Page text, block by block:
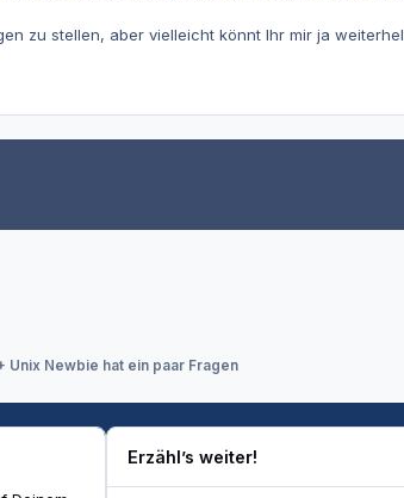
zu stellen, aber vielleicht könnt Ihr mir ja
Unix Newbie hat ein paar Fragen
Erzähl’s weiter!